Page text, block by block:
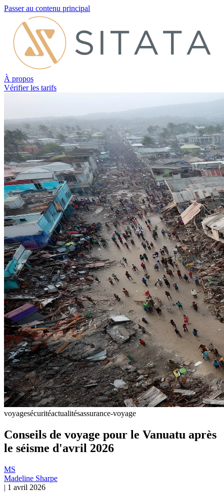
Passer au contenu principal
À propos
Vérifier les tarifs
voyagesécuritéactualitésassurance-voyage
Conseils de voyage pour le Vanuatu après
le séisme d'avril 2026
MS
Madeline Sharpe
| 1 avril 2026